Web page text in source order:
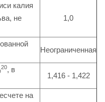
калия
не
1,0
Неограниченная
20, в
1,416 - 1,422
на